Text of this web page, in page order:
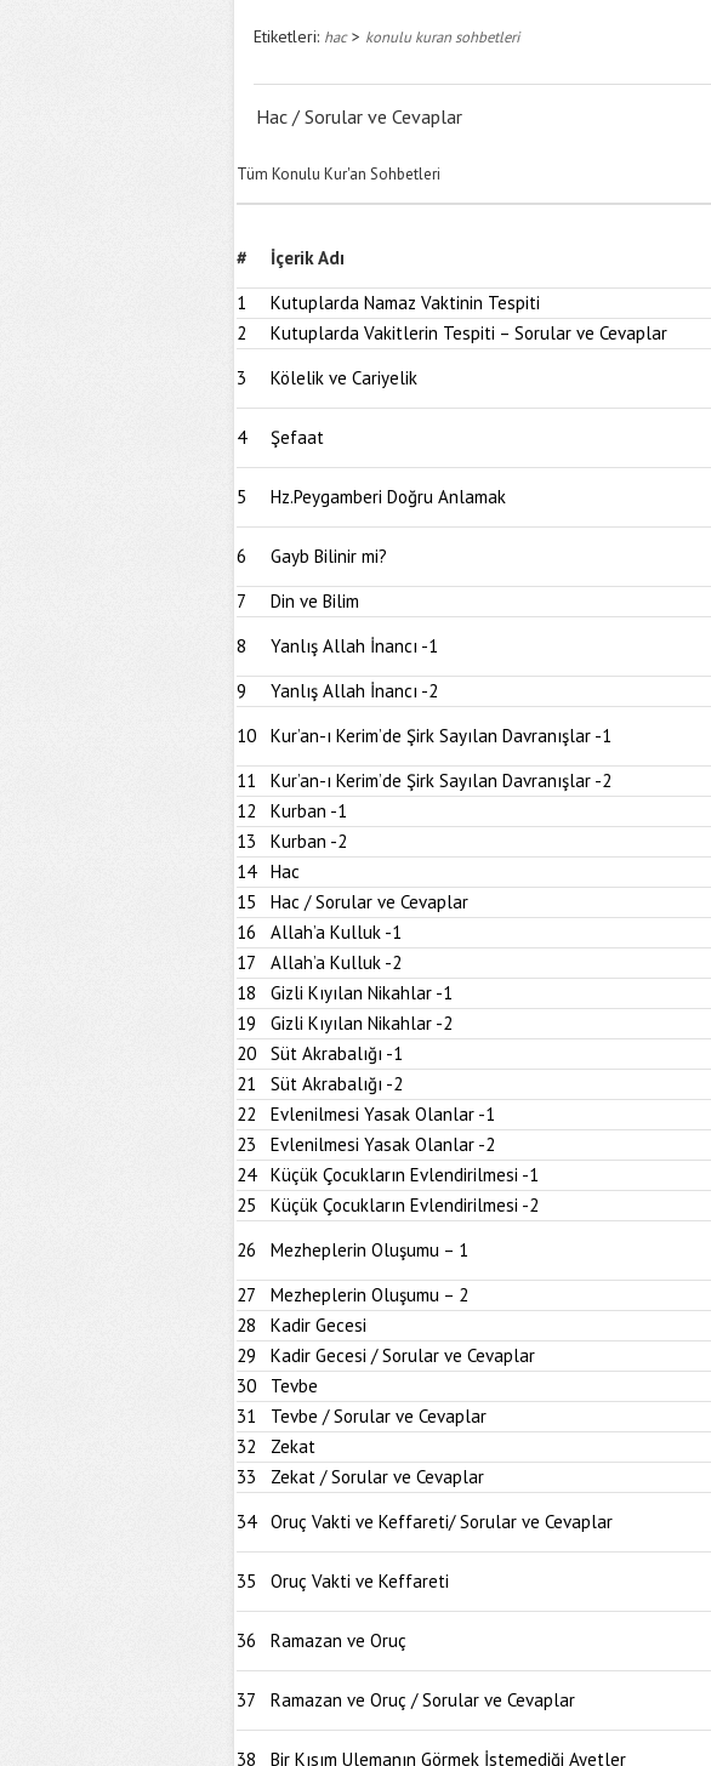
Etiketleri: hac> konulu kuran sohbetleri
Hac / Sorular ve Cevaplar
Tüm Konulu Kur'an Sohbetleri
# İçerik Adı
1
Kutuplarda Namaz Vaktinin Tespiti
2
Kutuplarda Vakitlerin Tespiti – Sorular ve Cevaplar
3
Kölelik ve Cariyelik
4
Şefaat
5
Hz.Peygamberi Doğru Anlamak
6
Gayb Bilinir mi?
7
Din ve Bilim
8
Yanlış Allah İnancı -1
9
Yanlış Allah İnancı -2
10
Kur’an-ı Kerim’de Şirk Sayılan Davranışlar -1
11
Kur’an-ı Kerim’de Şirk Sayılan Davranışlar -2
12
Kurban -1
13
Kurban -2
14
Hac
15
Hac / Sorular ve Cevaplar
16
Allah’a Kulluk -1
17
Allah’a Kulluk -2
18
Gizli Kıyılan Nikahlar -1
19
Gizli Kıyılan Nikahlar -2
20
Süt Akrabalığı -1
21
Süt Akrabalığı -2
22
Evlenilmesi Yasak Olanlar -1
23
Evlenilmesi Yasak Olanlar -2
24
Küçük Çocukların Evlendirilmesi -1
25
Küçük Çocukların Evlendirilmesi -2
26
Mezheplerin Oluşumu – 1
27
Mezheplerin Oluşumu – 2
28
Kadir Gecesi
29
Kadir Gecesi / Sorular ve Cevaplar
30
Tevbe
31
Tevbe / Sorular ve Cevaplar
32
Zekat
33
Zekat / Sorular ve Cevaplar
34
Oruç Vakti ve Keffareti/ Sorular ve Cevaplar
35 Oruç Vakti ve Keffareti
36 Ramazan ve Oruç
37 Ramazan ve Oruç / Sorular ve Cevaplar
38 Bir Kısım Ulemanın Görmek İstemediği Ayetler